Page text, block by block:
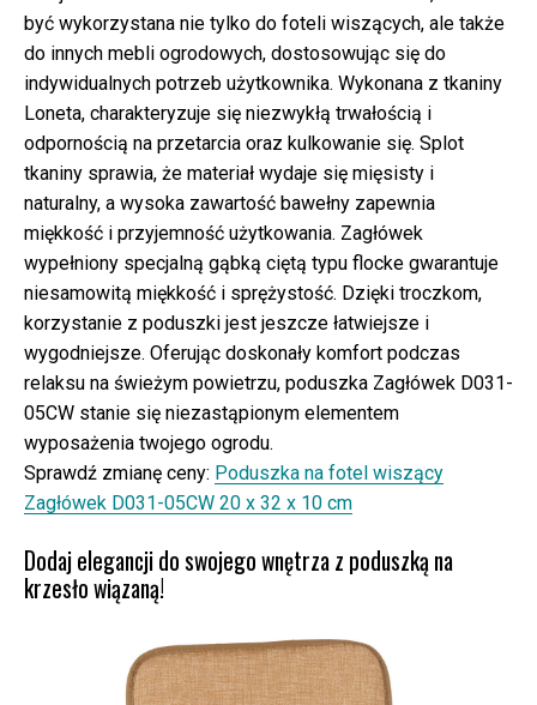
być wykorzystana nie tylko do foteli wiszących, ale także
do innych mebli ogrodowych, dostosowując się do
indywidualnych potrzeb użytkownika. Wykonana z tkaniny
Loneta, charakteryzuje się niezwykłą trwałością i
odpornością na przetarcia oraz kulkowanie się. Splot
tkaniny sprawia, że materiał wydaje się mięsisty i
naturalny, a wysoka zawartość bawełny zapewnia
miękkość i przyjemność użytkowania. Zagłówek
wypełniony specjalną gąbką ciętą typu flocke gwarantuje
niesamowitą miękkość i sprężystość. Dzięki troczkom,
korzystanie z poduszki jest jeszcze łatwiejsze i
wygodniejsze. Oferując doskonały komfort podczas
relaksu na świeżym powietrzu, poduszka Zagłówek D031-
05CW stanie się niezastąpionym elementem
wyposażenia twojego ogrodu.
Sprawdź zmianę ceny: Poduszka na fotel wiszący
Zagłówek D031-05CW 20 x 32 x 10 cm
Dodaj elegancji do swojego wnętrza z poduszką na
krzesło wiązaną!